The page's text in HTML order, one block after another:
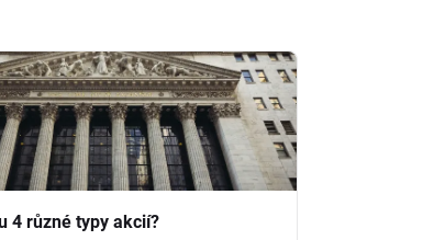
4 různé typy akcií?